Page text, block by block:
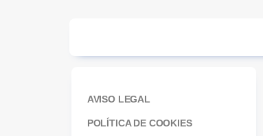
AVISO LEGAL
POLÍTICA DE COOKIES